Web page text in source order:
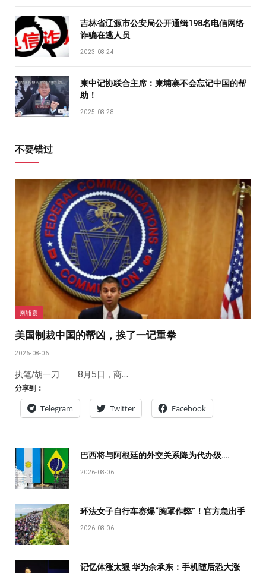
吉林省辽源市公安局公开通缉198名电信网络
诈骗在逃人员
2023-08-24
柬中记协联合主席：柬埔寨不会忘记中国的帮
助！
2025-08-28
不要错过
柬埔寨
美国制裁中国的帮凶，挨了一记重拳
2026-08-06
执笔/胡一刀 8月5日，商…
分享到：
Telegram Twitter Facebook
巴西将与阿根廷的外交关系降为代办级….
2026-08-06
环法女子自行车赛爆“胸罩作弊”！官方急出手
2026-08-06
记忆体涨太狠 华为余承东：手机随后恐大涨